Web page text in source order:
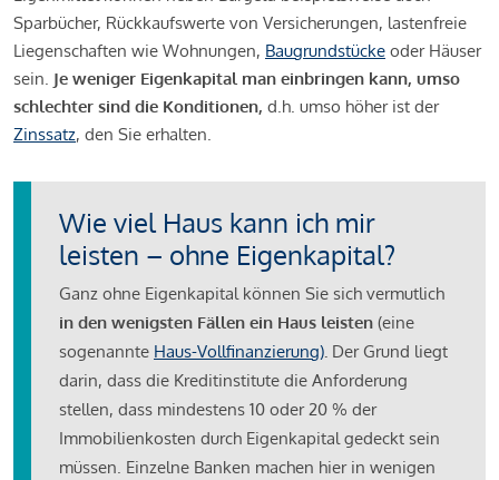
Sparbücher, Rückkaufswerte von Versicherungen, lastenfreie
Liegenschaften wie Wohnungen, Baugrundstücke oder Häuser
sein. Je weniger Eigenkapital man einbringen kann, umso
schlechter sind die Konditionen, d.h. umso höher ist der
Zinssatz, den Sie erhalten.
Wie viel Haus kann ich mir
leisten – ohne Eigenkapital?
Ganz ohne Eigenkapital können Sie sich vermutlich
in den wenigsten Fällen ein Haus leisten (eine
sogenannte Haus-Vollfinanzierung). Der Grund liegt
darin, dass die Kreditinstitute die Anforderung
stellen, dass mindestens 10 oder 20 % der
Immobilienkosten durch Eigenkapital gedeckt sein
müssen. Einzelne Banken machen hier in wenigen